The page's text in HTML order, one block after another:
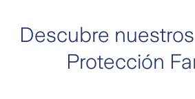
Descubre
Protección